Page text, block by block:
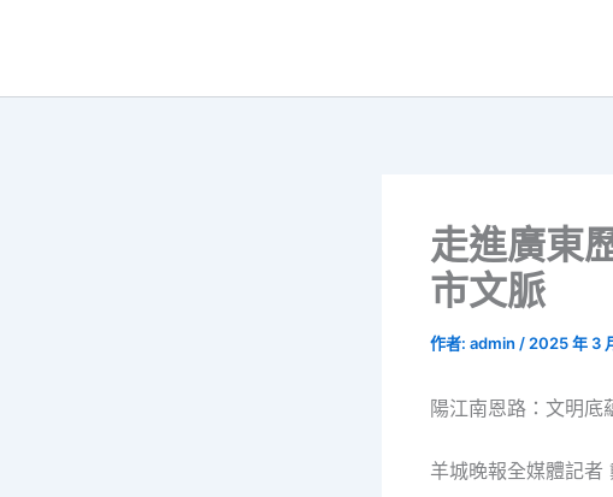
走進廣東
市文脈
作者: admin / 2025 年 3
陽江南恩路：文明底
羊城晚報全媒體記者